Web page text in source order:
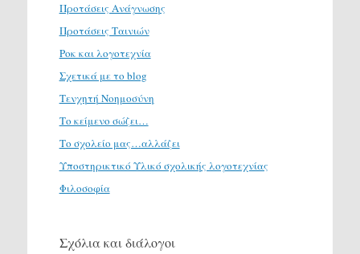
Προτάσεις Ανάγνωσης
Προτάσεις Ταινιών
Ροκ και λογοτεχνία
Σχετικά με το blog
Τενχητή Νοημοσύνη
Το κείμενο σώζει…
Το σχολείο μας…αλλάζει
Υποστηρικτικό Υλικό σχολικής λογοτεχνίας
Φιλοσοφία
Σχόλια και διάλογοι